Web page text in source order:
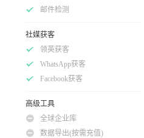
邮件检测
社媒获客
领英获客
WhatsApp获客
Facebook获客
高级工具
全球企业库
数据导出(按需充值)